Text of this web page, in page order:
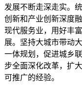
发展不断走深走实。
创新和产业创新深度
现代服务业，用好丰
展。坚持大城市带动
一体规划，促进城乡
步全面深化改革，扩
可推广的经验。